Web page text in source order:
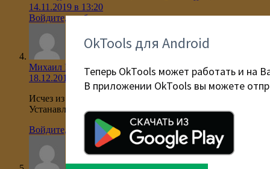
OkTools для Android
Теперь OkTools может работать и на
В приложении OkTools вы можете
14.11.2019 в 13:20
Войдите, чтобы ответить
Михаил Шалимов
18.12.2019 в 00:09
Исчез из одноклассников и из магазина .
Устанавливать нечего .
Войдите, чтобы ответить